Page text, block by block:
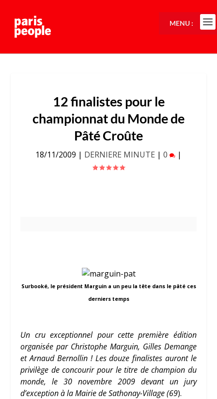
12 finalistes pour le
championnat du Monde de
Pâté Croûte
18/11/2009 | DERNIERE MINUTE | 0 |
Surbooké, le président Marguin a un peu la tête dans le pâté ces
derniers temps
Un cru exceptionnel pour cette première édition
organisée par Christophe Marguin, Gilles Demange
et Arnaud Bernollin ! Les douze finalistes auront le
privilège de concourir pour le titre de champion du
monde, le 30 novembre 2009 devant un jury
d’exception à la Mairie de Sathonay-Village (69).
MENU :